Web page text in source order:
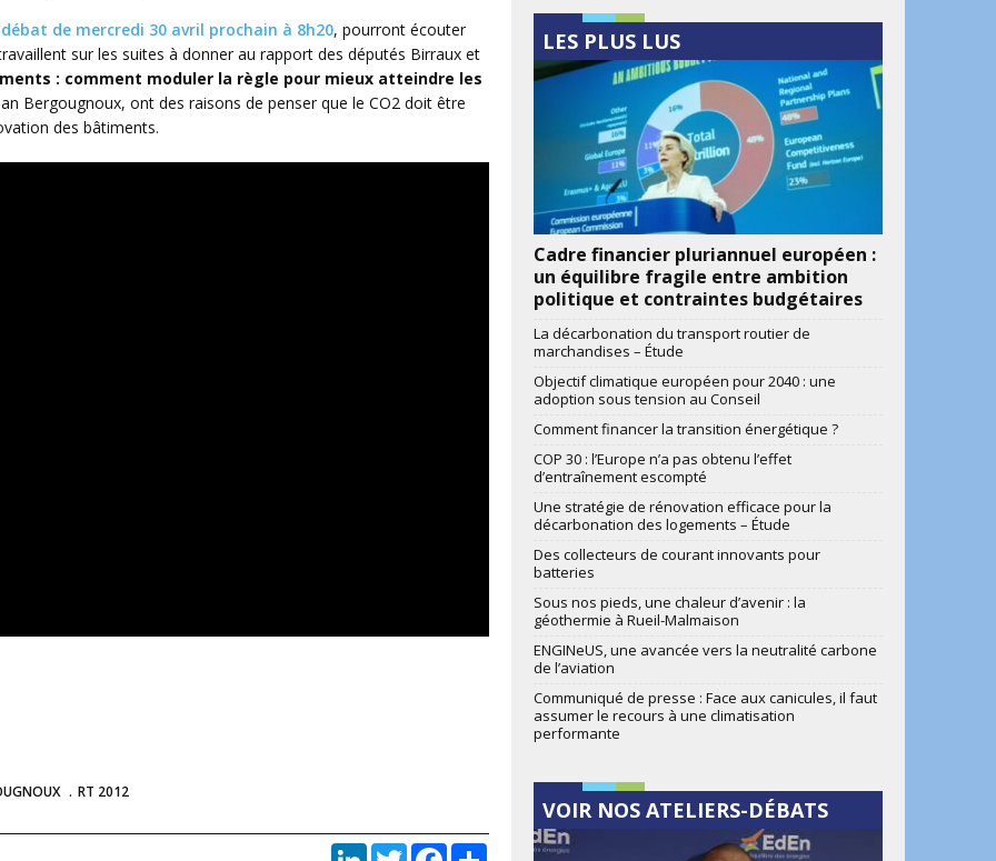
de mercredi 30 avril prochain à 8h20, pourront écouter
sur les suites à donner au rapport des députés Birraux et
: comment moduler la règle pour mieux atteindre les
Bergougnoux, ont des raisons de penser que le CO2 doit être
des bâtiments.
RT 2012
LinkedInTwitterFacebookPartager
LES PLUS LUS
Cadre financier pluriannuel européen :
un équilibre fragile entre ambition
politique et contraintes budgétaires
La décarbonation du transport routier de
marchandises – Étude
Objectif climatique européen pour 2040 : une
adoption sous tension au Conseil
Comment financer la transition énergétique ?
COP 30 : l’Europe n’a pas obtenu l’effet
d’entraînement escompté
Une stratégie de rénovation efficace pour la
décarbonation des logements – Étude
Des collecteurs de courant innovants pour
batteries
Sous nos pieds, une chaleur d’avenir : la
géothermie à Rueil-Malmaison
ENGINeUS, une avancée vers la neutralité carbone
de l’aviation
Communiqué de presse : Face aux canicules, il faut
assumer le recours à une climatisation
performante
VOIR NOS ATELIERS-DÉBATS